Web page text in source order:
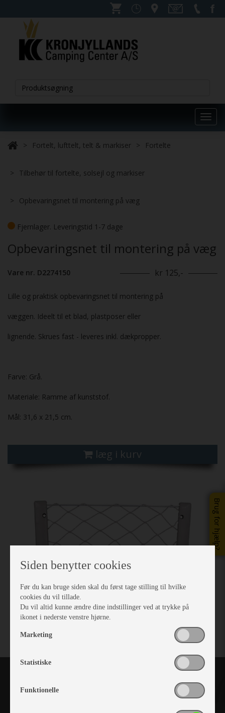
Brug for hjælp?
Fortelt, lufttelt, telt & markiser Fortelte
Tilbehør til fortelte, solsejl og markiser
Opbevaringsnet til montering på væg
Fjernlager. Leveringstid 1-7 dage
Opbevaringsnet til montering på væg
Vare nr. D2274150 kr 125,-
Lille og praktisk opbevaringsnet til montering på
væggen. Ideelt til et blad, plastposer eller
lignende. Skrues fast - leveres inkl. dækpropper.
Farve: Grå.
Materiale: Ramme af kunststof.
Mål: 31,6 x 21,5 cm.
læg i kurv
Siden benytter cookies
Før du kan bruge siden skal du først tage stilling til hvilke
cookies du vil tillade.
Du vil altid kunne ændre dine indstillinger ved at trykke på
ikonet i nederste venstre hjørne.
Marketing
Statistiske
Funktionelle